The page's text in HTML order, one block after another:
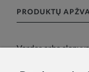
PRODUKTŲ
Vardas arba